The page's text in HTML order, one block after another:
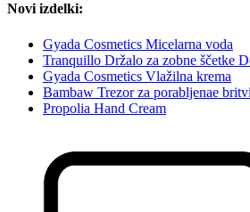
Novi izdelki:
Gyada Cosmetics Micelarna voda
Tranquillo Držalo za zobne ščetke
Gyada Cosmetics Vlažilna krema
Bambaw Trezor za porabljenae
Propolia Hand Cream